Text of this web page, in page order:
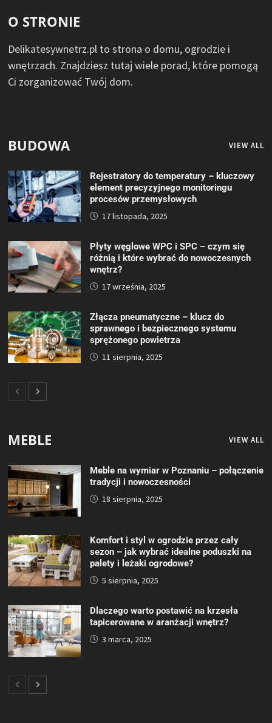
O STRONIE
Delikatesywnetrz.pl to strona o domu, ogrodzie i
wnętrzach. Znajdziesz tutaj wiele porad, które pomogą
Ci zorganizować Twój dom.
BUDOWA VIEW ALL
Rejestratory do temperatury – kluczowy
element precyzyjnego monitoringu
procesów przemysłowych
17 listopada, 2025
Płyty węglowe WPC i SPC – czym się
różnią i które wybrać do nowoczesnych
wnętrz?
17 września, 2025
Złącza pneumatyczne – klucz do
sprawnego i bezpiecznego systemu
sprężonego powietrza
11 sierpnia, 2025
MEBLE VIEW ALL
Meble na wymiar w Poznaniu – połączenie
tradycji i nowoczesności
18 sierpnia, 2025
Komfort i styl w ogrodzie przez cały
sezon – jak wybrać idealne poduszki na
palety i leżaki ogrodowe?
5 sierpnia, 2025
Dlaczego warto postawić na krzesła
tapicerowane w aranżacji wnętrz?
3 marca, 2025